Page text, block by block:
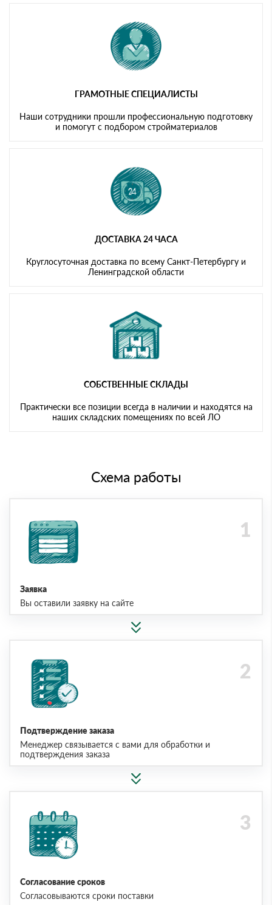
ГРАМОТНЫЕ СПЕЦИАЛИСТЫ
Наши сотрудники прошли профессиональную подготовку
и помогут с подбором стройматериалов
ДОСТАВКА 24 ЧАСА
Круглосуточная доставка по всему Санкт-Петербургу и
Ленинградской области
СОБСТВЕННЫЕ СКЛАДЫ
Практически все позиции всегда в наличии и находятся на
наших складских помещениях по всей ЛО
Схема работы
Заявка
Вы оставили заявку на сайте
Подтверждение заказа
Менеджер связывается с вами для обработки и
подтверждения заказа
Согласование сроков
Согласовываются сроки поставки